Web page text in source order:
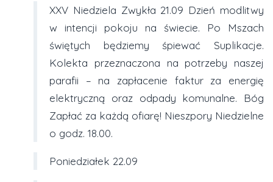
XXV Niedziela Zwykła 21.09 Dzień modlitwy
w intencji pokoju na świecie. Po Mszach
świętych będziemy śpiewać Suplikacje.
Kolekta przeznaczona na potrzeby naszej
parafii – na zapłacenie faktur za energię
elektryczną oraz odpady komunalne. Bóg
Zapłać za każdą ofiarę! Nieszpory Niedzielne
o godz. 18.00.
Poniedziałek 22.09